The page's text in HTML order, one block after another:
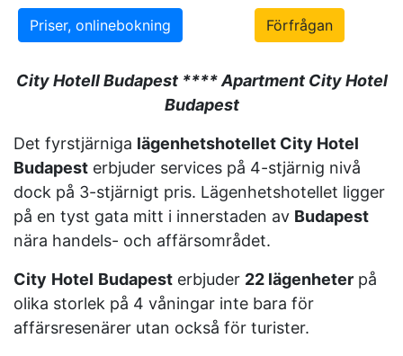
Priser, onlinebokning Förfrågan
City Hotell Budapest **** Apartment City Hotel
Budapest
Det fyrstjärniga lägenhetshotellet City Hotel
Budapest erbjuder services på 4-stjärnig nivå
dock på 3-stjärnigt pris. Lägenhetshotellet ligger
på en tyst gata mitt i innerstaden av Budapest
nära handels- och affärsområdet.
City Hotel Budapest erbjuder 22 lägenheter på
olika storlek på 4 våningar inte bara för
affärsresenärer utan också för turister.